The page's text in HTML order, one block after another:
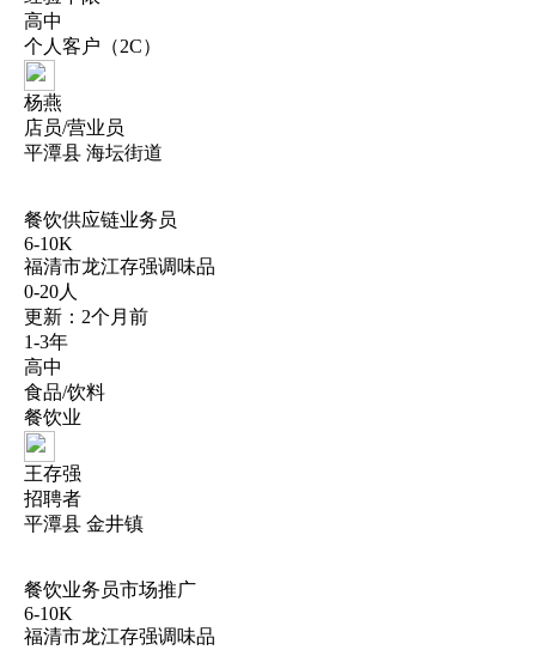
高中
个人客户（2C）
杨燕
店员/营业员
平潭县 海坛街道
餐饮供应链业务员
6-10K
福清市龙江存强调味品
0-20人
更新：2个月前
1-3年
高中
食品/饮料
餐饮业
王存强
招聘者
平潭县 金井镇
餐饮业务员市场推广
6-10K
福清市龙江存强调味品